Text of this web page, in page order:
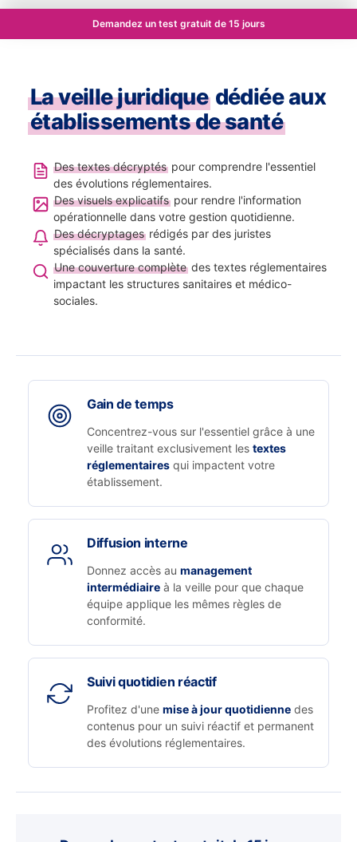
Demandez un test gratuit de 15 jours
La veille juridique dédiée aux
établissements de santé
Des textes décryptéspour comprendre l'essentiel
des évolutions réglementaires.
Des visuels explicatifspour rendre l'information
opérationnelle dans votre gestion quotidienne.
Des décryptagesrédigés par des juristes
spécialisés dans la santé.
Une couverture complètedes textes réglementaires
impactant les structures sanitaires et médico-
sociales.
Gain de temps
Concentrez-vous sur l'essentiel grâce à une
veille traitant exclusivement les textes
réglementaires qui impactent votre
établissement.
Diffusion interne
Donnez accès au management
intermédiaire à la veille pour que chaque
équipe applique les mêmes règles de
conformité.
Suivi quotidien réactif
Profitez d'une mise à jour quotidienne des
contenus pour un suivi réactif et permanent
des évolutions réglementaires.